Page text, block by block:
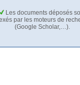
Les documents déposés
par les moteurs de
(Google Scholar,…).